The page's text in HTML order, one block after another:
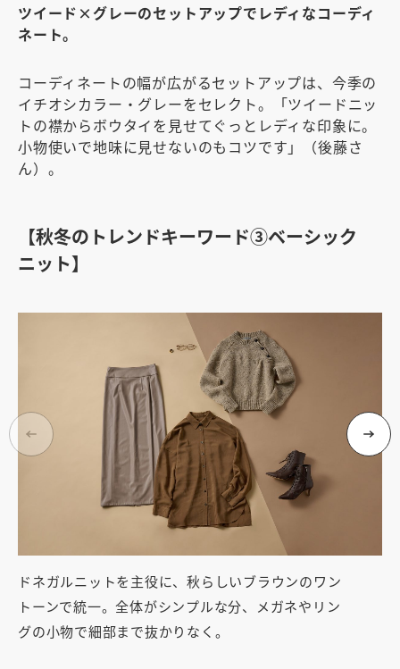
ツイード×グレーのセットアップでレディなコーディ
ネート。
コーディネートの幅が広がるセットアップは、今季の
イチオシカラー・グレーをセレクト。「ツイードニッ
トの襟からボウタイを見せてぐっとレディな印象に。
小物使いで地味に見せないのもコツです」（後藤さ
ん）。
【秋冬のトレンドキーワード③ベーシック
ニット】
ドネガルニットを主役に、秋らしいブラウンのワン
トーンで統一。全体がシンプルな分、メガネやリン
グの小物で細部まで抜かりなく。